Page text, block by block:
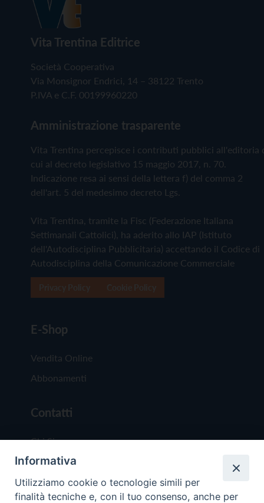
Vita Trentina Editrice
Società Cooperativa
Via Monsignor Endrici, 14 – 38122 Trento
P.IVA e C.F. 00199960220
Amministrazione trasparente
Vita Trentina percepisce i contributi pubblici all'editoria
cui al decreto legislativo 15 maggio 2017, n. 70.
Indicazione resa ai sensi della lettera f) del comma 2
dell'art. 5 del medesimo decreto Lgs.
Vita Trentina, tramite la Fisc (Federazione Italiana
Settimanali Cattolici), ha aderito allo IAP (Istituto
dell'Autodisciplina Pubblicitaria) accettando il Codice di
Autodisciplina della Comunicazione Commerciale
E-Shop
Vendita Online
Abbonamenti
Contatti
Chi Siamo
Redazione
Scrivici
Informativa
Utilizziamo cookie o tecnologie simili per
finalità tecniche e, con il tuo consenso, anche per